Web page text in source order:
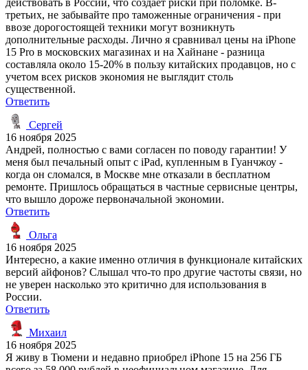
третьих, не забывайте про таможенные ограничения - при
ввозе дорогостоящей техники могут возникнуть
дополнительные расходы. Лично я сравнивал цены на iPhone
15 Pro в московских магазинах и на Хайнане - разница
составляла около 15-20% в пользу китайских продавцов, но с
учетом всех рисков экономия не выглядит столь
существенной.
Ответить
Сергей
16 ноября 2025
Андрей, полностью с вами согласен по поводу гарантии! У
меня был печальный опыт с iPad, купленным в Гуанчжоу -
когда он сломался, в Москве мне отказали в бесплатном
ремонте. Пришлось обращаться в частные сервисные центры,
что вышло дороже первоначальной экономии.
Ответить
Ольга
16 ноября 2025
Интересно, а какие именно отличия в функционале китайских
версий айфонов? Слышал что-то про другие частоты связи, но
не уверен насколько это критично для использования в
России.
Ответить
Михаил
16 ноября 2025
Я живу в Тюмени и недавно приобрел iPhone 15 на 256 ГБ